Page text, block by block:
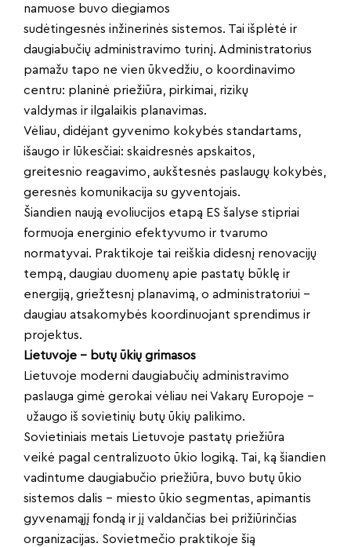
namuose buvo diegiamos
sudėtingesnės inžinerinės sistemos. Tai išplėtė ir
daugiabučių administravimo turinį. Administratorius
pamažu tapo ne vien ūkvedžiu, o koordinavimo
centru: planinė priežiūra, pirkimai, rizikų
valdymas ir ilgalaikis planavimas.
Vėliau, didėjant gyvenimo kokybės standartams,
išaugo ir lūkesčiai: skaidresnės apskaitos,
greitesnio reagavimo, aukštesnės paslaugų kokybės,
geresnės komunikacija su gyventojais.
Šiandien naują evoliucijos etapą ES šalyse stipriai
formuoja energinio efektyvumo ir tvarumo
normatyvai. Praktikoje tai reiškia didesnį renovacijų
tempą, daugiau duomenų apie pastatų būklę ir
energiją, griežtesnį planavimą, o administratoriui –
daugiau atsakomybės koordinuojant sprendimus ir
projektus.
Lietuvoje – butų ūkių grimasos
Lietuvoje moderni daugiabučių administravimo
paslauga gimė gerokai vėliau nei Vakarų Europoje –
užaugo iš sovietinių butų ūkių palikimo.
Sovietiniais metais Lietuvoje pastatų priežiūra
veikė pagal centralizuoto ūkio logiką. Tai, ką šiandien
vadintume daugiabučio priežiūra, buvo butų ūkio
sistemos dalis – miesto ūkio segmentas, apimantis
gyvenamąjį fondą ir jį valdančias bei prižiūrinčias
organizacijas. Sovietmečio praktikoje šią